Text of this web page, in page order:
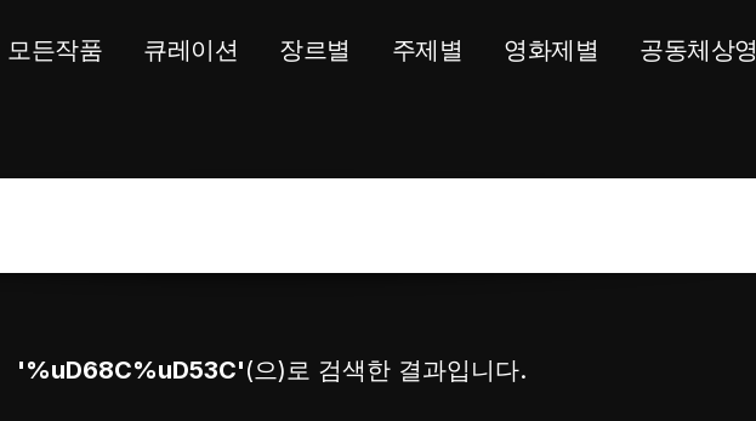
모든작품 큐레이션 장르별 주제별 영화제별 공동체상영
'%uD68C%uD53C'(으)로 검색한 결과입니다.